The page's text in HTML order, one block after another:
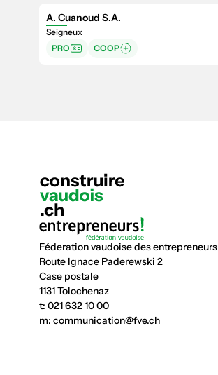
A. Cuanoud S.A.
Seigneux
PRO
COOP
Féderation vaudoise des entrepreneurs
Route Ignace Paderewski 2
Case postale
1131 Tolochenaz
t: 021 632 10 00
m: communication@fve.ch